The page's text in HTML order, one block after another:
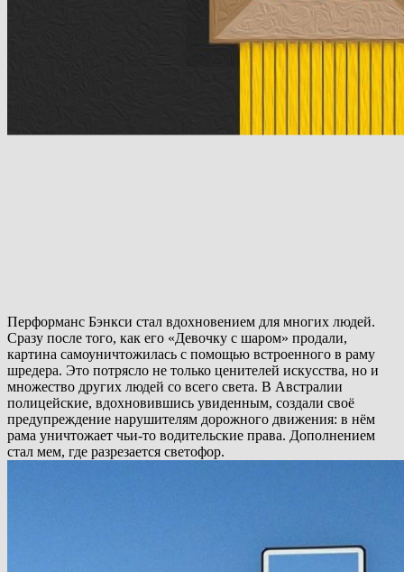
Перформанс Бэнкси стал вдохновением для многих людей.
Сразу после того, как его «Девочку с шаром» продали,
картина самоуничтожилась с помощью встроенного в раму
шредера. Это потрясло не только ценителей искусства, но и
множество других людей со всего света. В Австралии
полицейские, вдохновившись увиденным, создали своё
предупреждение нарушителям дорожного движения: в нём
рама уничтожает чьи-то водительские права. Дополнением
стал мем, где разрезается светофор.